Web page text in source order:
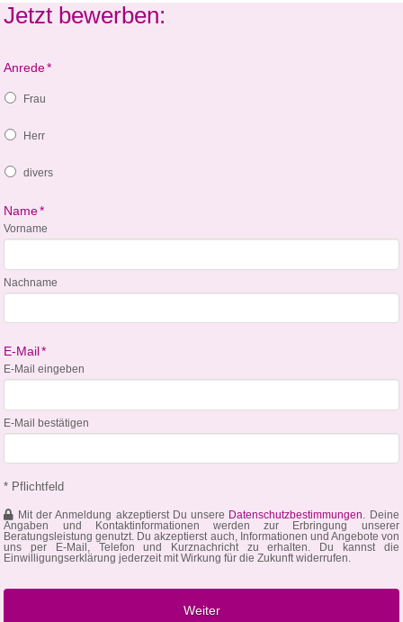
Jetzt bewerben:
Anrede*
Frau
Herr
divers
Name*
Vorname
Nachname
E-Mail*
E-Mail eingeben
E-Mail bestätigen
* Pflichtfeld
Mit der Anmeldung akzeptierst Du unsere Datenschutzbestimmungen. Deine
Angaben und Kontaktinformationen werden zur Erbringung unserer
Beratungsleistung genutzt. Du akzeptierst auch, Informationen und Angebote von
uns per E-Mail, Telefon und Kurznachricht zu erhalten. Du kannst die
Einwilligungserklärung jederzeit mit Wirkung für die Zukunft widerrufen.